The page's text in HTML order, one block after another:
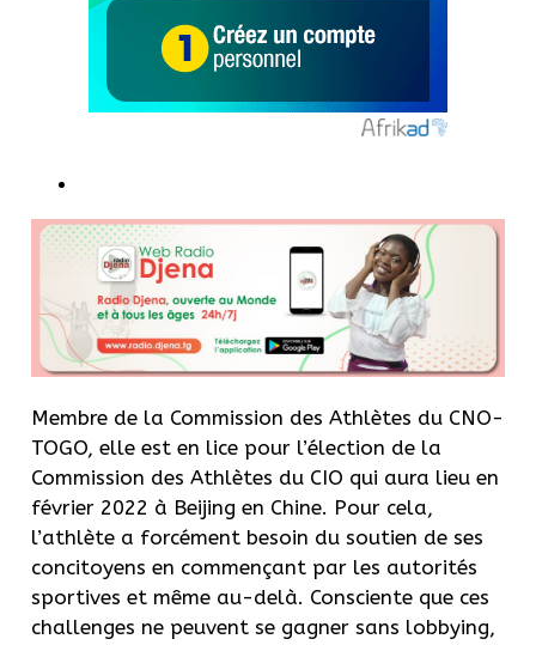
Membre de la Commission des Athlètes du CNO-
TOGO, elle est en lice pour l’élection de la
Commission des Athlètes du CIO qui aura lieu en
février 2022 à Beijing en Chine. Pour cela,
l’athlète a forcément besoin du soutien de ses
concitoyens en commençant par les autorités
sportives et même au-delà. Consciente que ces
challenges ne peuvent se gagner sans lobbying,